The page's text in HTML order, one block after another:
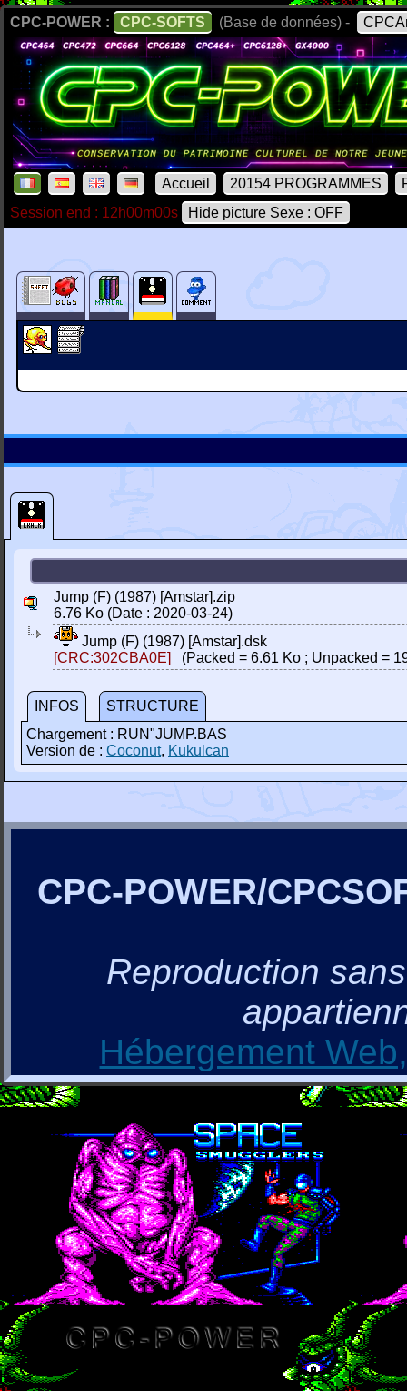
CPC-POWER : CPC-SOFTS (Base de données) -
Accueil 20154 PROGRAMMES
Session end : 12h00m00s
Hide picture Sexe : OFF
Jump (F) (1987) [Amstar].zip
6.76 Ko (Date : 2020-03-24)
Jump (F) (1987) [Amstar].dsk
[CRC:302CBA0E]
(Packed = 6.61 Ko ; Unpacked =
INFOS
STRUCTURE
Chargement : RUN"JUMP.BAS
Version de : Coconut, Kukulcan
CPC-POWER/
Reproduction
Hébergement